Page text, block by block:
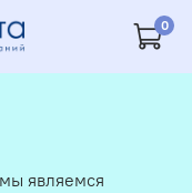
0
являемся